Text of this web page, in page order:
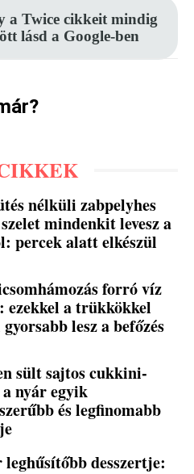
a Twice cikkeit mindig
lásd a Google-ben
nélküli zabpelyhes
mindenkit levesz a
percek alatt elkészül
forró víz
ezekkel a trükkökkel
lesz a befőzés
sült sajtos cukkini-
nyár egyik
és legfinomabb
leghűsítőbb desszertje: